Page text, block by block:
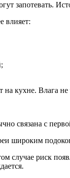
запотевать.
влияет:
кухне. Влага
связана с
широким
случае риск